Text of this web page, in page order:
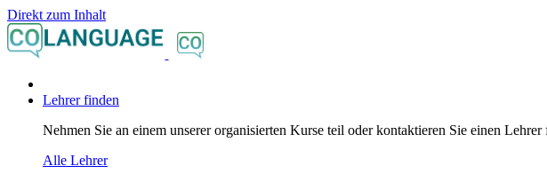
Direkt zum Inhalt
Lehrer finden
Nehmen Sie an einem unserer organisierten Kurse teil oder kontaktieren Sie einen
Alle Lehrer